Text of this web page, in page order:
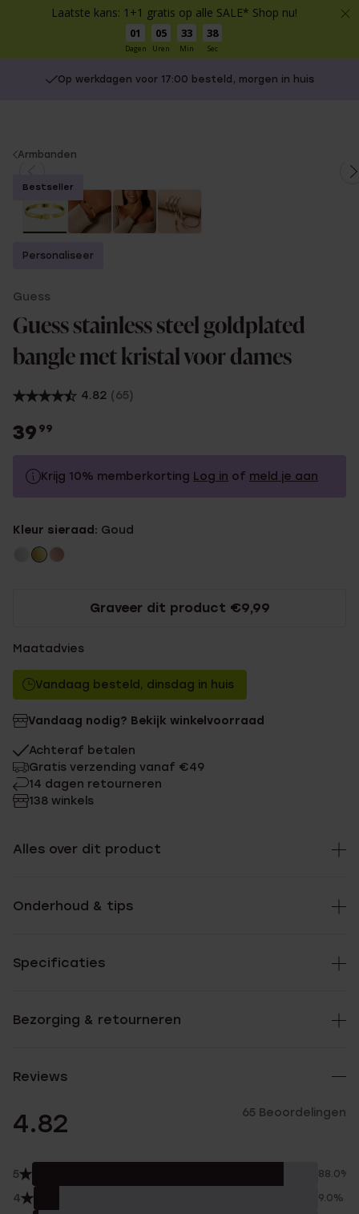
Laatste kans: 1+1 gratis op alle SALE* Shop nu!
01
Dagen
05
Uren
33
Min
37
Sec
Op werkdagen voor 17:00 besteld, morgen in huis
You
here:
Armbanden
Bestseller
Personaliseer
Guess
Guess stainless steel goldplated
bangle met kristal voor dames
4.82 (65)
39 99
Krijg 10% memberkorting Log in of meld je aan
Zonder memberkorting
Kleur sieraad: Goud
Graveer dit product €9,99
Maatadvies
Vandaag besteld, dinsdag in huis
Vandaag nodig? Bekijk winkelvoorraad
Achteraf betalen
Gratis verzending vanaf €49
14 dagen retourneren
138 winkels
Alles over dit product
Onderhoud & tips
Specificaties
Bezorging & retourneren
Reviews
4.82 65 Beoordelingen
5 88.0%
4 9.0%